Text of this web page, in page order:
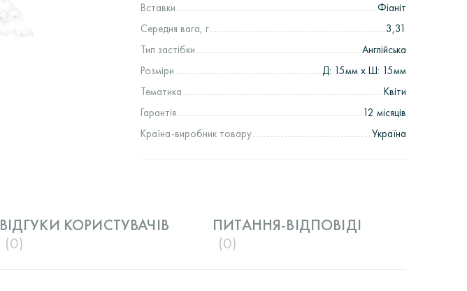
Вставки
Фіаніт
Середня вага, г
3,31
Тип застібки
Англійська
Розміри
Д: 15мм х Ш: 15мм
Тематика
Квіти
Гарантія
12 місяців
Країна-виробник товару
Україна
ВІДГУКИ КОРИСТУВАЧIВ
(0)
ПИТАННЯ-ВІДПОВІДІ
(0)